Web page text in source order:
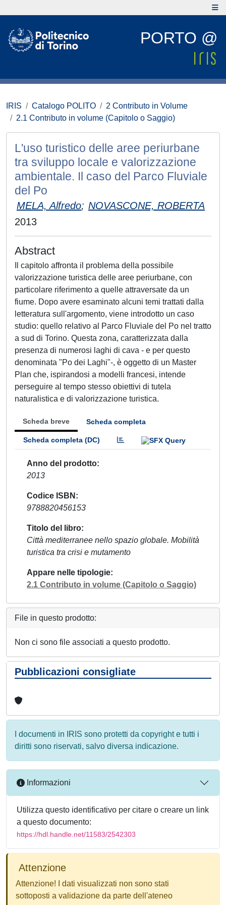
PORTO @
IRIS Catalogo POLITO
2 Contributo in Volume
2.1 Contributo in volume (Capitolo o Saggio)
L'uso turistico delle aree periurbane
tra sviluppo locale e valorizzazione
ambientale. Il caso del Parco Fluviale
del Po
MELA, Alfredo; NOVASCONE, ROBERTA
2013
Abstract
Il capitolo affronta il problema della possibile
valorizzazione turistica delle aree periurbane, con
particolare riferimento a quelle attraversate da un
fiume. Dopo avere esaminato alcuni temi trattati dalla
letteratura sull'argomento, viene introdotto un caso
studio: quello relativo al Parco Fluviale del Po nel tratto
a sud di Torino. Questa zona, caratterizzata dalla
presenza di numerosi laghi di cava - e per questo
denominata "Po dei Laghi"-, è oggetto di un Master
Plan che, ispirandosi a modelli francesi, intende
perseguire al tempo stesso obiettivi di tutela
naturalistica e di valorizzazione turistica.
Scheda breve Scheda completa
Scheda completa (DC)
Anno del prodotto
2013
Codice ISBN
9788820456153
Titolo del libro
Città mediterranee nello spazio globale. Mobilità
turistica tra crisi e mutamento
Appare nelle tipologie
2.1 Contributo in volume (Capitolo o Saggio)
File in questo prodotto:
Non ci sono file associati a questo prodotto.
Pubblicazioni consigliate
I documenti in IRIS sono protetti da copyright e tutti i
diritti sono riservati, salvo diversa indicazione.
Informazioni
Utilizza questo identificativo per citare o creare un link
a questo documento:
https://hdl.handle.net/11583/2542303
Attenzione
Attenzione! I dati visualizzati non sono stati
sottoposti a validazione da parte dell'ateneo